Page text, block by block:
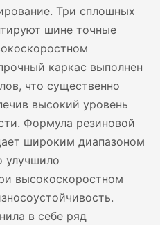
Три сплошных
шине точные
каркас выполнен
что существенно
высокий уровень
Формула резиновой
широким диапазоном
улучшило
высокоскоростном
в себе ряд